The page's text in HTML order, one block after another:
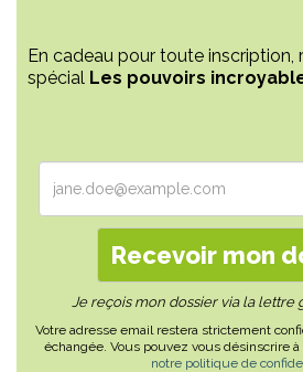
En cadeau pour toute inscription,
spécial Les pouvoirs
Je reçois mon dossier via la lettre
Votre adresse email restera strictement
échangée. Vous pouvez vous désinscrire
notre politique de